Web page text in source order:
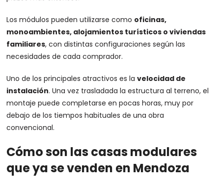
Los módulos pueden utilizarse como oficinas,
monoambientes, alojamientos turísticos o viviendas
familiares, con distintas configuraciones según las
necesidades de cada comprador.
Uno de los principales atractivos es lavelocidad de
instalación. Una vez trasladada la estructura al terreno, el
montaje puede completarse en pocas horas, muy por
debajo de los tiempos habituales de una obra
convencional.
Cómo son las casas modulares
que ya se venden en Mendoza